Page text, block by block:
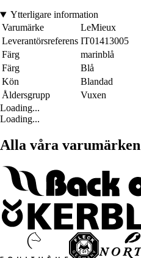
Ytterligare information
Varumärke
LeMieux
Leverantörsreferens IT01413005
Färg
marinblå
Färg
Blå
Kön
Blandad
Åldersgrupp
Vuxen
Loading...
Loading...
Alla våra varumärken